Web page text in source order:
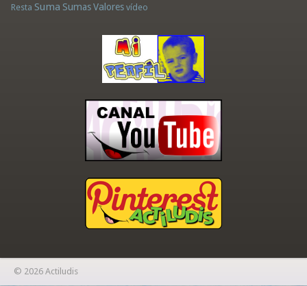
Resta Suma Sumas Valores vídeo
© 2026 Actiludis